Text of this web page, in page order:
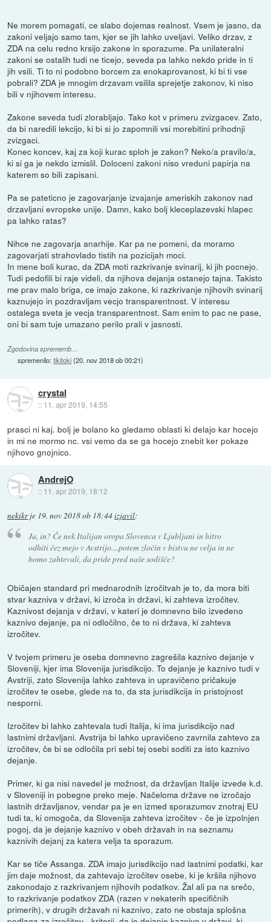
Ne morem pomagati, ce slabo dojemas realnost. Vsem je jasno, da
zakoni veljajo samo tam, kjer se jih lahko uveljavi. Veliko drzav, z
ZDA na celu redno krsijo zakone in sporazume. Pa unilateralni
zakoni se ostalih tudi ne ticejo, seveda pa lahko nekdo pride in ti
jih vsili. Ti to ni podobno borcem za enokaprovanost, ki bi ti vse
pobrali? ZDA je mnogim drzavam vsilila sprejetje zakonov, ki niso
bili v njihovem interesu.
Zakone seveda tudi zlorabljajo. Tako kot v primeru zvizgacev. Zato,
da bi naredili lekcijo, ki bi si jo zapomnili vsi morebitini prihodnji
zvizgaci.
Konec koncev, kaj za koji kurac sploh je zakon? Neko/a pravilo/a,
ki si ga je nekdo izmislil. Doloceni zakoni niso vreduni papirja na
katerem so bili zapisani.
Pa se pateticno je zagovarjanje izvajanje ameriskih zakonov nad
drzavljani evropske unije. Damn, kako bolj kleceplazevski hlapec
pa lahko ratas?
Nihce ne zagovarja anarhije. Kar pa ne pomeni, da moramo
zagovarjati strahovlado tistih na pozicijah moci.
In mene boli kurac, da ZDA moti razkrivanje svinarij, ki jih pocnejo.
Tudi pedofili bi raje videli, da njihova dejanja ostanejo tajna. Takisto
me prav malo briga, ce imajo zakone, ki razkrivanje njihovih svinarij
kaznujejo in pozdravljam vecjo transparentnost. V interesu
ostalega sveta je vecja transparentnost. Sam enim to pac ne pase,
oni bi sam tuje umazano perilo prali v jasnosti.
Zgodovina sprememb…
spremenilo:tikitoki(20. nov 2018 ob 00:21)
crystal
:: 11. apr 2019, 14:55
prasci ni kaj. bolj je bolano ko gledamo oblasti ki delajo kar hocejo
in mi ne mormo nc. vsi vemo da se ga hocejo znebit ker pokaze
njihovo gnojnico.
AndrejO
:: 11. apr 2019, 18:12
nekikrje 19. nov 2018 ob 18:44izjavil:
Ja, in? Če nek Italijan oropa Slovenca v Ljubljani in hitro
odhiti čez mejo v Avstrijo....potem zločin v bistvu ne velja in ne
bomo zahtevali, da pride pred naše sodišče?
Običajen standard pri mednarodnih izročitvah je to, da mora biti
stvar kazniva v državi, ki izroča in državi, ki zahteva izročitev.
Kaznivost dejanja v državi, v kateri je domnevno bilo izvedeno
kaznivo dejanje, pa ni odločilno, če to ni država, ki zahteva
izročitev.
V tvojem primeru je oseba domnevno zagrešila kaznivo dejanje v
Sloveniji, kjer ima Slovenija jurisdikcijo. To dejanje je kaznivo tudi v
Avstriji, zato Slovenija lahko zahteva in upravičeno pričakuje
izročitev te osebe, glede na to, da sta jurisdikcija in pristojnost
nesporni.
Izročitev bi lahko zahtevala tudi Italija, ki ima jurisdikcijo nad
lastnimi državljani. Avstrija bi lahko upravičeno zavrnila zahtevo za
izročitev, če bi se odločila pri sebi tej osebi soditi za isto kaznivo
dejanje.
Primer, ki ga nisi navedel je možnost, da državljan Italije izvede k.d.
v Sloveniji in pobegne preko meje. Načeloma države ne izročajo
lastnih državljanov, vendar pa je en izmed sporazumov znotraj EU
tudi ta, ki omogoča, da Slovenija zahteva izročitev - če je izpolnjen
pogoj, da je dejanje kaznivo v obeh državah in na seznamu
kaznivih dejanj za katera velja ta sporazum.
Kar se tiče Assanga. ZDA imajo jurisdikcijo nad lastnimi podatki, kar
jim daje možnost, da zahtevajo izročitev osebe, ki je kršila njihovo
zakonodajo z razkrivanjem njihovih podatkov. Žal ali pa na srečo,
to razkrivanje podatkov ZDA (razen v nekaterih specifičnih
primerih), v drugih državah ni kaznivo, zato ne obstaja splošna